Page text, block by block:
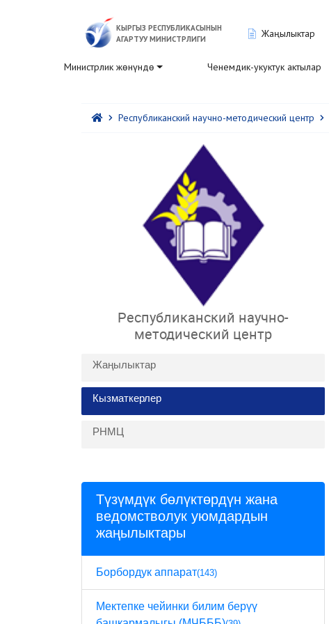
КЫРГЫЗ РЕСПУБЛИКАСЫНЫН
АГАРТУУ МИНИСТРЛИГИ
Жаңылыктар
Министрлик жөнүндө Ченемдик-укуктук актылар
Республиканский научно-методический центр
Республиканский научно-
методический центр
Жаңылыктар
Кызматкерлер
РНМЦ
Түзүмдүк бөлүктөрдүн жана
ведомстволук уюмдардын
жаңылыктары
Борбордук аппарат(143)
Мектепке чейинки билим берүү